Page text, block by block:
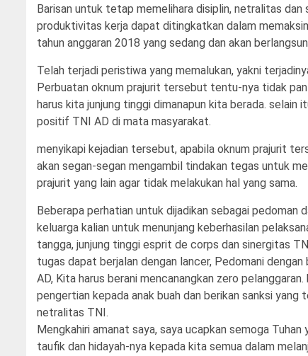
Barisan untuk tetap memelihara disiplin, netralitas
produktivitas kerja dapat ditingkatkan dalam
tahun anggaran 2018 yang sedang dan akan
Telah terjadi peristiwa yang memalukan, yakni
Perbuatan oknum prajurit tersebut tentu-nya tidak
harus kita junjung tinggi dimanapun kita berada.
positif TNI AD di mata masyarakat.
menyikapi kejadian tersebut, apabila oknum prajurit
akan segan-segan mengambil tindakan tegas untuk
prajurit yang lain agar tidak melakukan hal yang sama.
Beberapa perhatian untuk dijadikan sebagai pedoman
keluarga kalian untuk menunjang keberhasilan
tangga, junjung tinggi esprit de corps dan sinergitas
tugas dapat berjalan dengan lancer, Pedomani
AD, Kita harus berani mencanangkan zero
pengertian kepada anak buah dan berikan sanksi
netralitas TNI.
Mengkahiri amanat saya, saya ucapkan semoga
taufik dan hidayah-nya kepada kita semua dalam